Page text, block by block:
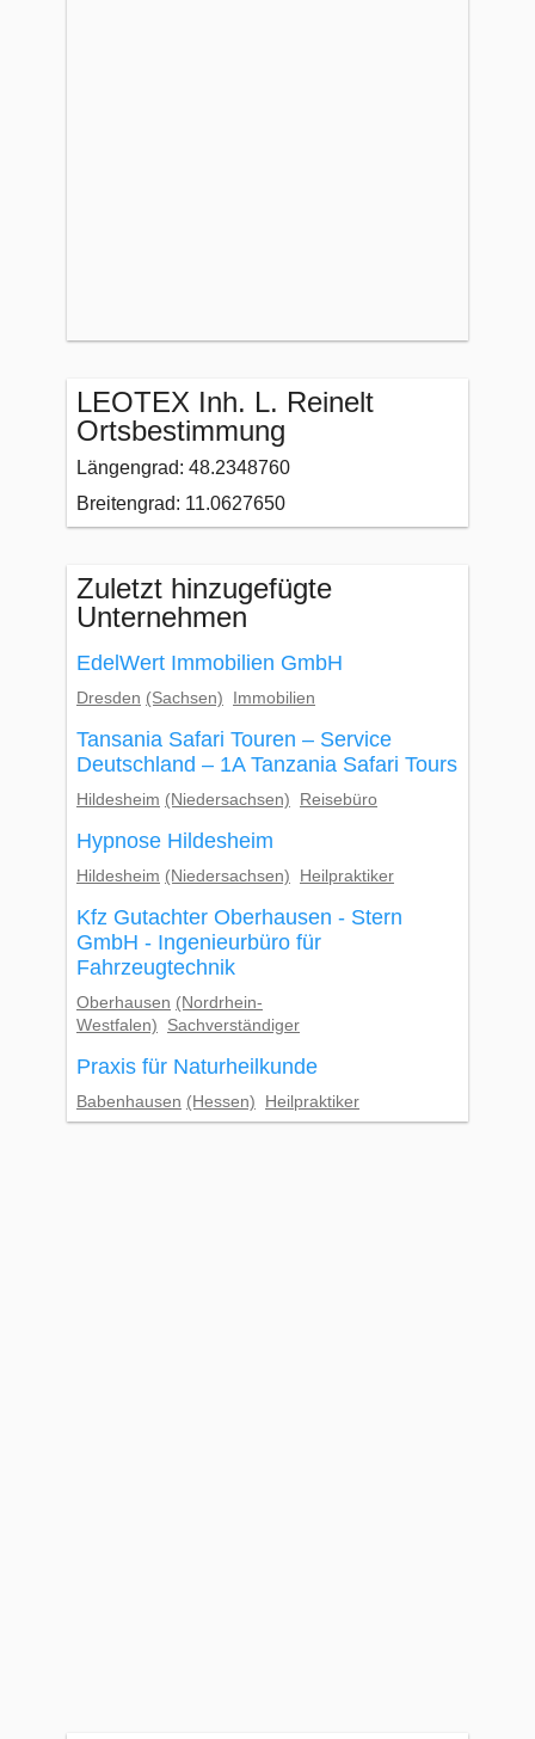
LEOTEX Inh. L. Reinelt
Ortsbestimmung
Längengrad: 48.2348760
Breitengrad: 11.0627650
Zuletzt hinzugefügte
Unternehmen
EdelWert Immobilien GmbH
Dresden (Sachsen) Immobilien
Tansania Safari Touren – Service
Deutschland – 1A Tanzania Safari Tours
Hildesheim (Niedersachsen) Reisebüro
Hypnose Hildesheim
Hildesheim (Niedersachsen) Heilpraktiker
Kfz Gutachter Oberhausen - Stern
GmbH - Ingenieurbüro für
Fahrzeugtechnik
Oberhausen (Nordrhein-
Westfalen)
Sachverständiger
Praxis für Naturheilkunde
Babenhausen (Hessen) Heilpraktiker